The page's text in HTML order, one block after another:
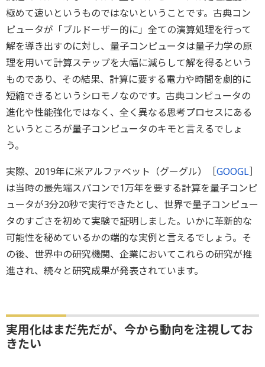
極めて速いというものではないということです。古典コン
ピュータが「ブルドーザー的に」全ての演算処理を行って
解を導き出すのに対し、量子コンピュータは量子力学の原
理を用いて計算ステップを大幅に減らして解を得るという
ものであり、その結果、計算に要する電力や時間を劇的に
短縮できるというシロモノなのです。古典コンピュータの
進化や性能強化ではなく、全く異なる思考プロセスにある
というところが量子コンピュータのキモと言えるでしょ
う。
実際、2019年に米アルファベット（グーグル）［GOOGL］
は当時の最先端スパコンで1万年を要する計算を量子コンピ
ュータが3分20秒で実行できたとし、世界で量子コンピュー
タのすごさを初めて実験で証明しました。いかに革新的な
可能性を秘めているかの端的な実例と言えるでしょう。そ
の後、世界中の研究機関、企業においてこれらの研究が推
進され、続々と研究成果が発表されています。
実用化はまだ先だが、今から動向を注視してお
きたい